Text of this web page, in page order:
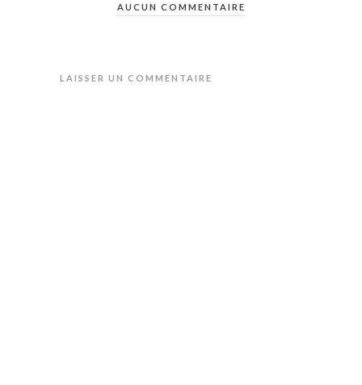
AUCUN COMMENTAIRE
LAISSER UN COMMENTAIRE